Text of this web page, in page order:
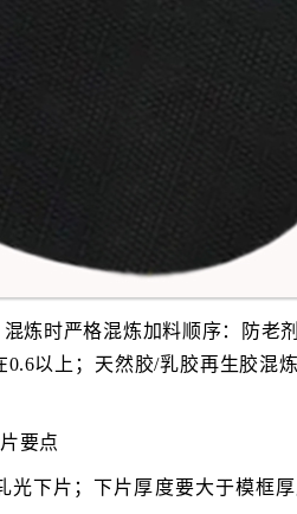
混炼时严格混炼加料顺序：防
以上；天然胶/乳胶再生胶混
要点
光下片；下片厚度要大于模框